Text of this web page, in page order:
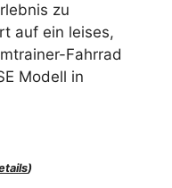
zu
auf ein leises,
Fahrrad
Modell in
)